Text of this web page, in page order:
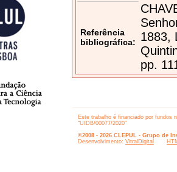
Referência
bibliográfica:
1883,
pp.
Este trabalho é financiado por fundos
“UIDB/00077/2020”
©2008 - 2026 CLEPUL - Grupo de
Desenvolvimento: VitralDigital